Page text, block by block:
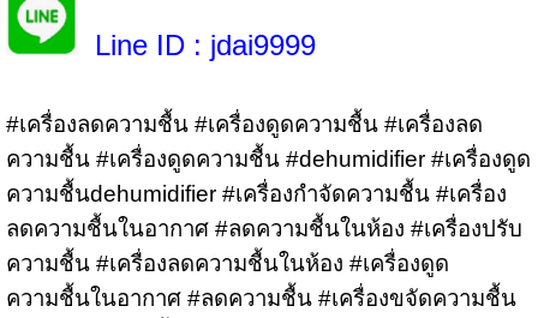
Line ID : jdai9999
#เครื่องลดความชื้น #เครื่องดูดความชื้น #เครื่องลด
ความชื้น #เครื่องดูดความชื้น #dehumidifier #เครื่องดูด
ความชื้นdehumidifier #เครื่องกำจัดความชื้น #เครื่อง
ลดความชื้นในอากาศ #ลดความชื้นในห้อง #เครื่องปรับ
ความชื้น #เครื่องลดความชื้นในห้อง #เครื่องดูด
ความชื้นในอากาศ #ลดความชื้น #เครื่องขจัดความชื้น